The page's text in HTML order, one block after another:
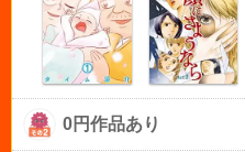
0円作品あり